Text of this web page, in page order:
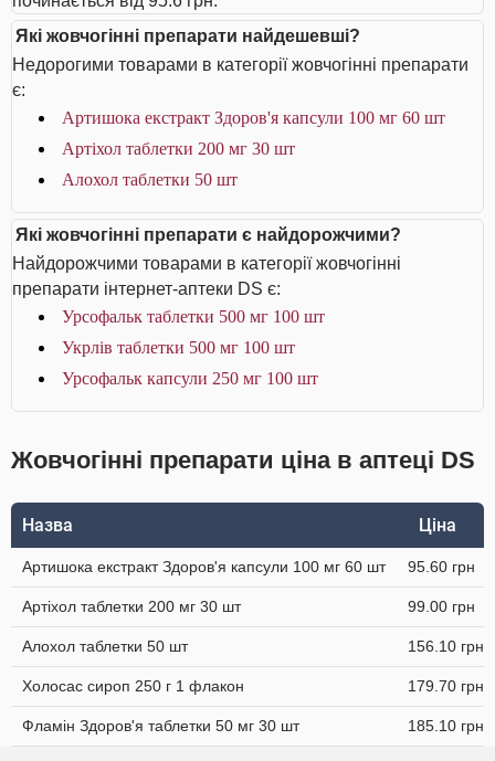
Які жовчогінні препарати найдешевші?
Недорогими товарами в категорії жовчогінні препарати
є:
Артишока екстракт Здоров'я капсули 100 мг 60 шт
Артіхол таблетки 200 мг 30 шт
Алохол таблетки 50 шт
Які жовчогінні препарати є найдорожчими?
Найдорожчими товарами в категорії жовчогінні
препарати інтернет-аптеки DS є:
Урсофальк таблетки 500 мг 100 шт
Укрлів таблетки 500 мг 100 шт
Урсофальк капсули 250 мг 100 шт
Жовчогінні препарати ціна в аптеці DS
Назва Ціна
Артишока екстракт Здоров'я капсули 100 мг 60 шт 95.60 грн
Артіхол таблетки 200 мг 30 шт 99.00 грн
Алохол таблетки 50 шт 156.10 грн
Холосас сироп 250 г 1 флакон 179.70 грн
Фламін Здоров'я таблетки 50 мг 30 шт 185.10 грн